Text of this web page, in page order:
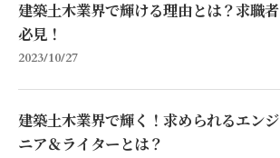
建築土木業界で輝ける理由とは？求職者
必見！
2023/10/27
建築土木業界で輝く！求められるエンジ
ニア＆ライターとは？